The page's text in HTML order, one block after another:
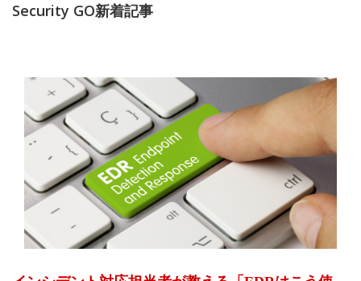
Security GO新着記事